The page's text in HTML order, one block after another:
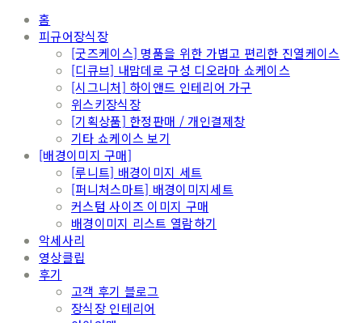
홈
피규어장식장
[굿즈케이스] 명품을 위한 가볍고 편리한 진열케이스
[디큐브] 내맘데로 구성 디오라마 쇼케이스
[시그니처] 하이앤드 인테리어 가구
위스키장식장
[기획상품] 한정판매 / 개인결제창
기타 쇼케이스 보기
[배경이미지 구매]
[루니트] 배경이미지 세트
[퍼니처스마트] 배경이미지세트
커스텀 사이즈 이미지 구매
배경이미지 리스트 열람하기
악세사리
영상클립
후기
고객 후기 블로그
장식장 인테리어